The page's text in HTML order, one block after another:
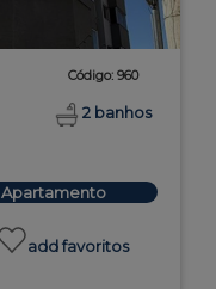
Código: 960
2 banhos
Apartamento
add favoritos